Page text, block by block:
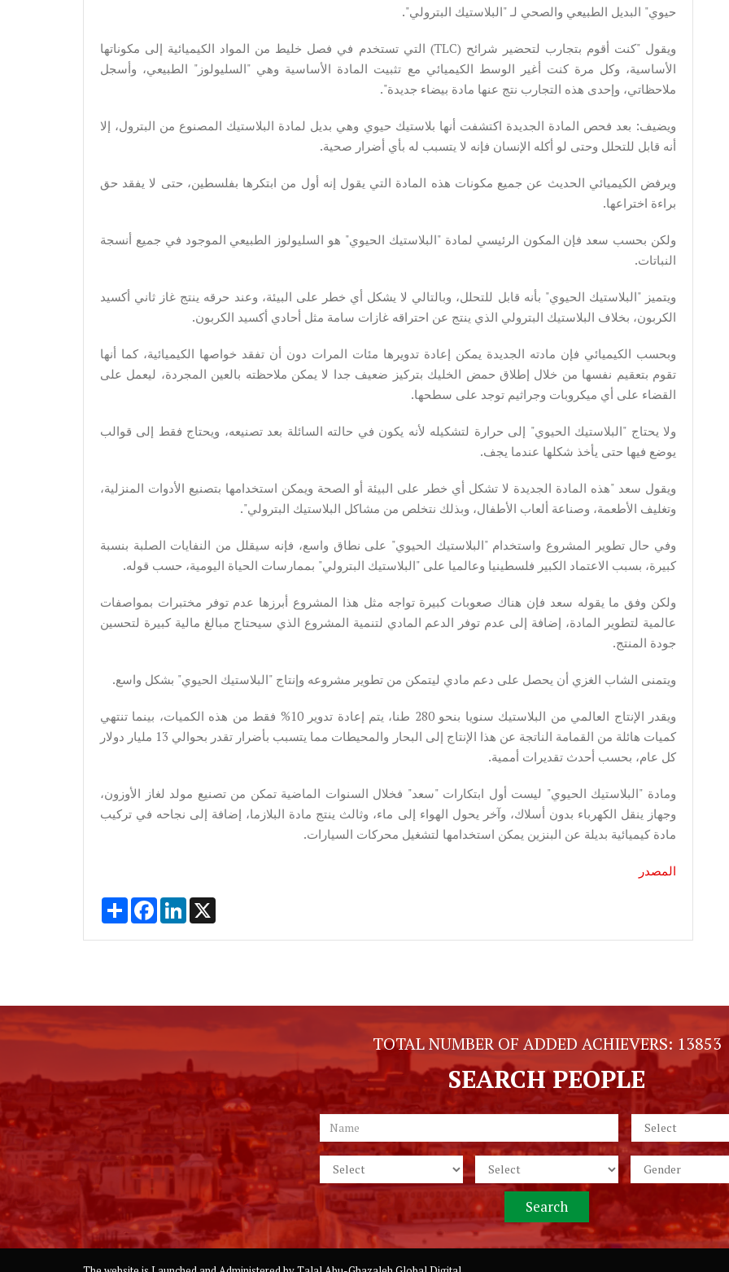
حيوي" البديل الطبيعي والصحي لـ "البلاستيك البترولي".
ويقول "كنت أقوم بتجارب لتحضير شرائح (TLC) التي تستخدم في فصل خليط من المواد الكيميائية إلى مكوناتها
الأساسية، وكل مرة كنت أغير الوسط الكيميائي مع تثبيت المادة الأساسية وهي "السليولوز" الطبيعي، وأسجل
ملاحظاتي، وإحدى هذه التجارب نتج عنها مادة بيضاء جديدة".
ويضيف: بعد فحص المادة الجديدة اكتشفت أنها بلاستيك حيوي وهي بديل لمادة البلاستيك المصنوع من البترول، إلا
أنه قابل للتحلل وحتى لو أكله الإنسان فإنه لا يتسبب له بأي أضرار صحية.
ويرفض الكيميائي الحديث عن جميع مكونات هذه المادة التي يقول إنه أول من ابتكرها بفلسطين، حتى لا يفقد حق
براءة اختراعها.
ولكن بحسب سعد فإن المكون الرئيسي لمادة "البلاستيك الحيوي" هو السليولوز الطبيعي الموجود في جميع أنسجة
النباتات.
ويتميز "البلاستيك الحيوي" بأنه قابل للتحلل، وبالتالي لا يشكل أي خطر على البيئة، وعند حرقه ينتج غاز ثاني أكسيد
الكربون، بخلاف البلاستيك البترولي الذي ينتج عن احتراقه غازات سامة مثل أحادي أكسيد الكربون.
وبحسب الكيميائي فإن مادته الجديدة يمكن إعادة تدويرها مئات المرات دون أن تفقد خواصها الكيميائية، كما أنها
تقوم بتعقيم نفسها من خلال إطلاق حمض الخليك بتركيز ضعيف جدا لا يمكن ملاحظته بالعين المجردة، ليعمل على
القضاء على أي ميكروبات وجراثيم توجد على سطحها.
ولا يحتاج "البلاستيك الحيوي" إلى حرارة لتشكيله لأنه يكون في حالته السائلة بعد تصنيعه، ويحتاج فقط إلى قوالب
يوضع فيها حتى يأخذ شكلها عندما يجف.
ويقول سعد "هذه المادة الجديدة لا تشكل أي خطر على البيئة أو الصحة ويمكن استخدامها بتصنيع الأدوات المنزلية،
وتغليف الأطعمة، وصناعة ألعاب الأطفال، وبذلك نتخلص من مشاكل البلاستيك البترولي".
وفي حال تطوير المشروع واستخدام "البلاستيك الحيوي" على نطاق واسع، فإنه سيقلل من النفايات الصلبة بنسبة
كبيرة، بسبب الاعتماد الكبير فلسطينيا وعالميا على "البلاستيك البترولي" بممارسات الحياة اليومية، حسب قوله.
ولكن وفق ما يقوله سعد فإن هناك صعوبات كبيرة تواجه مثل هذا المشروع أبرزها عدم توفر مختبرات بمواصفات
عالمية لتطوير المادة، إضافة إلى عدم توفر الدعم المادي لتنمية المشروع الذي سيحتاج مبالغ مالية كبيرة لتحسين
جودة المنتج.
ويتمنى الشاب الغزي أن يحصل على دعم مادي ليتمكن من تطوير مشروعه وإنتاج "البلاستيك الحيوي" بشكل واسع.
ويقدر الإنتاج العالمي من البلاستيك سنويا بنحو 280 طنا، يتم إعادة تدوير 10% فقط من هذه الكميات، بينما تنتهي
كميات هائلة من القمامة الناتجة عن هذا الإنتاج إلى البحار والمحيطات مما يتسبب بأضرار تقدر بحوالي 13 مليار دولار
كل عام، بحسب أحدث تقديرات أممية.
ومادة "البلاستيك الحيوي" ليست أول ابتكارات "سعد" فخلال السنوات الماضية تمكن من تصنيع مولد لغاز الأوزون،
وجهاز ينقل الكهرباء بدون أسلاك، وآخر يحول الهواء إلى ماء، وثالث ينتج مادة البلازما، إضافة إلى نجاحه في تركيب
مادة كيميائية بديلة عن البنزين يمكن استخدامها لتشغيل محركات السيارات.
المصدر
Share FacebookLinkedIn
TOTAL NUMBER OF ADDED ACHIEVERS: 13853
SEARCH PEOPLE